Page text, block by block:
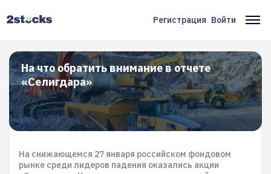
Меню
учётной
записи
пользователя
Регистрация Войти
На что обратить внимание в отчете
«Селигдара»
На снижающемся 27 января российском фондовом
рынке среди лидеров падения оказались акции